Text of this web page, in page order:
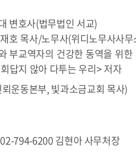
변호사(법무법인 서교)
호 목사/노무사(위디노무사사무
교역자의 건강한 동역을 위
답지 않아 다투는 우리> 저자
운동본부, 빛과소금교회 목사)
794-6200 김현아 사무처장